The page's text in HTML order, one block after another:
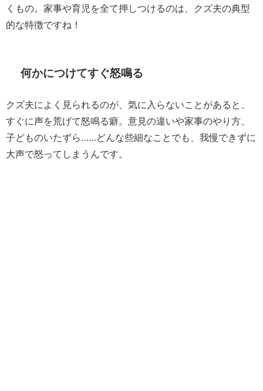
くもの。家事や育児を全て押しつけるのは、クズ夫の典型
的な特徴ですね！
何かにつけてすぐ怒鳴る
クズ夫によく見られるのが、気に入らないことがあると、
すぐに声を荒げて怒鳴る癖。意見の違いや家事のやり方、
子どものいたずら……どんな些細なことでも、我慢できずに
大声で怒ってしまうんです。